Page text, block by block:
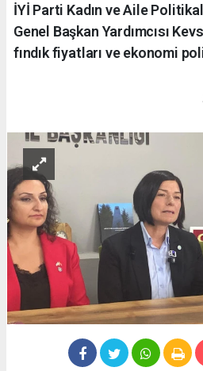
İYİ Parti Kadın ve Aile
Genel Başkan Yardımcısı
fındık fiyatları ve ekonomi